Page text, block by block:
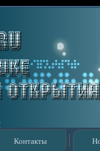
Контакты